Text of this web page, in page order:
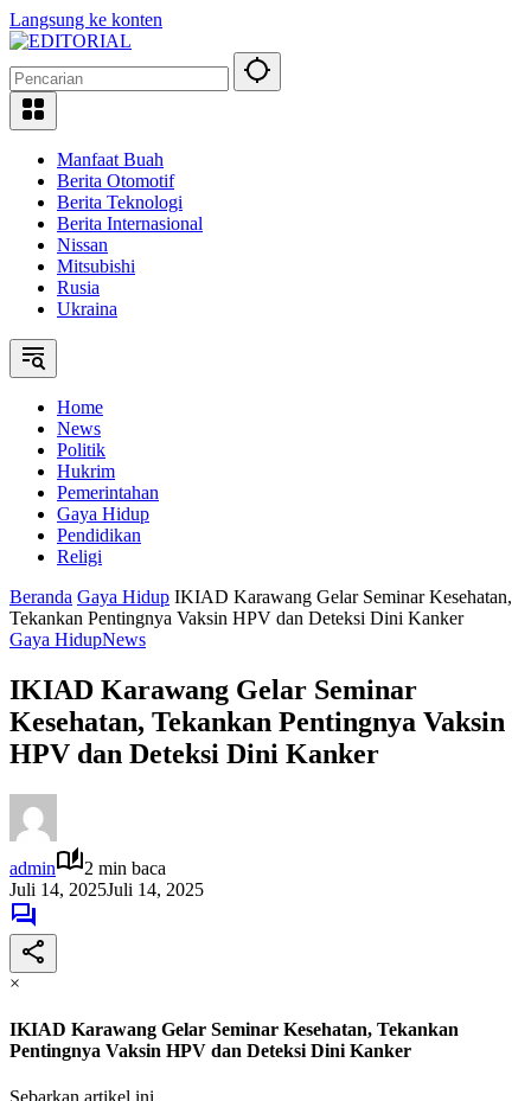
Langsung ke konten
Manfaat Buah
Berita Otomotif
Berita Teknologi
Berita Internasional
Nissan
Mitsubishi
Rusia
Ukraina
Home
News
Politik
Hukrim
Pemerintahan
Gaya Hidup
Pendidikan
Religi
Beranda Gaya Hidup IKIAD Karawang Gelar Seminar Kesehatan,
Tekankan Pentingnya Vaksin HPV dan Deteksi Dini Kanker
Gaya HidupNews
IKIAD Karawang Gelar Seminar
Kesehatan, Tekankan Pentingnya Vaksin
HPV dan Deteksi Dini Kanker
admin
2 min baca
Juli 14, 2025Juli 14, 2025
×
IKIAD Karawang Gelar Seminar Kesehatan, Tekankan
Pentingnya Vaksin HPV dan Deteksi Dini Kanker